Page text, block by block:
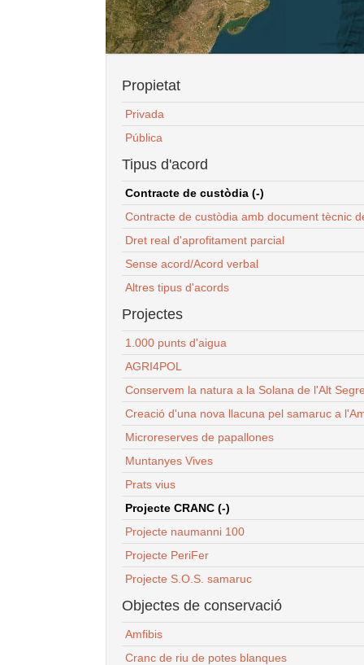
Propietat
Privada
Pública
Tipus d'acord
Contracte de custòdia (-)
Contracte de custòdia amb document tècnic
Dret real d'aprofitament parcial
Sense acord/Acord verbal
Altres tipus d'acords
Projectes
1.000 punts d'aigua
AGRI4POL
Conservem la natura a la Solana de l'Alt
Creació d'una nova llacuna pel samaruc a
Microreserves de papallones
Muntanyes Vives
Prats vius
Projecte CRANC (-)
Projecte naumanni 100
Projecte PeriFer
Projecte S.O.S. samaruc
Objectes de conservació
Amfibis
Cranc de riu de potes blanques